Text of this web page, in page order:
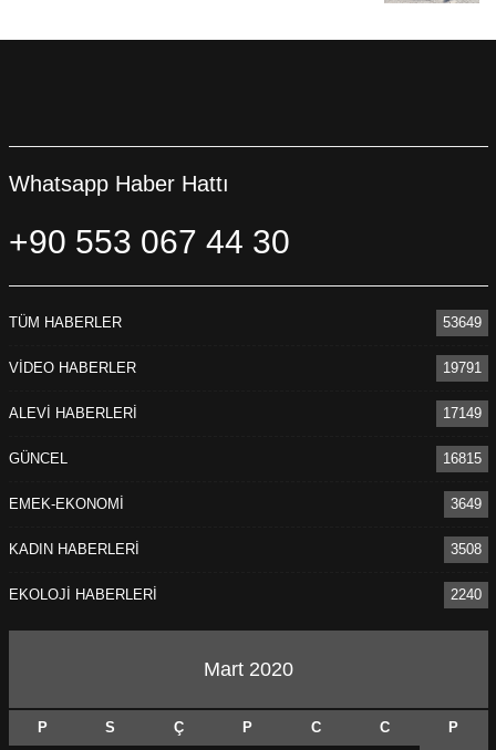
Whatsapp Haber Hattı
+90 553 067 44 30
TÜM HABERLER 53649
VİDEO HABERLER 19791
ALEVİ HABERLERİ 17149
GÜNCEL 16815
EMEK-EKONOMİ 3649
KADIN HABERLERİ 3508
EKOLOJİ HABERLERİ 2240
Mart 2020
P S Ç P C C P